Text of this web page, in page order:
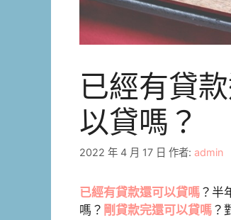
已經有貸
以貸嗎？
2022 年 4 月 17 日 作者: admin
已經有貸款還可以貸嗎 ？半
嗎？ 剛貸款完還可以貸嗎 ？